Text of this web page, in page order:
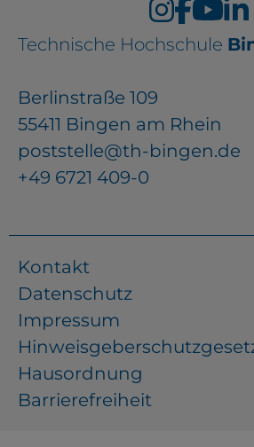
Technische Hochschule
Berlinstraße 109
55411 Bingen am Rhein
poststelle@th-bingen.de
+49 6721 409-0
Kontakt
Datenschutz
Impressum
Hausordnung
Barrierefreiheit